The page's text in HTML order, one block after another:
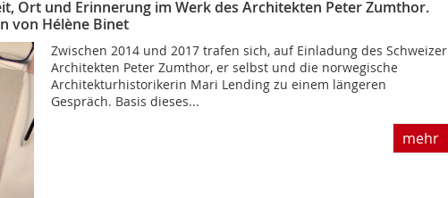
Ort und Erinnerung im Werk des Architekten Peter Zumthor.
von Hélène Binet
Zwischen 2014 und 2017 trafen sich, auf Einladung des Schweizer
Architekten Peter Zumthor, er selbst und die norwegische
Architekturhistorikerin Mari Lending zu einem längeren
Gespräch. Basis dieses...
mehr